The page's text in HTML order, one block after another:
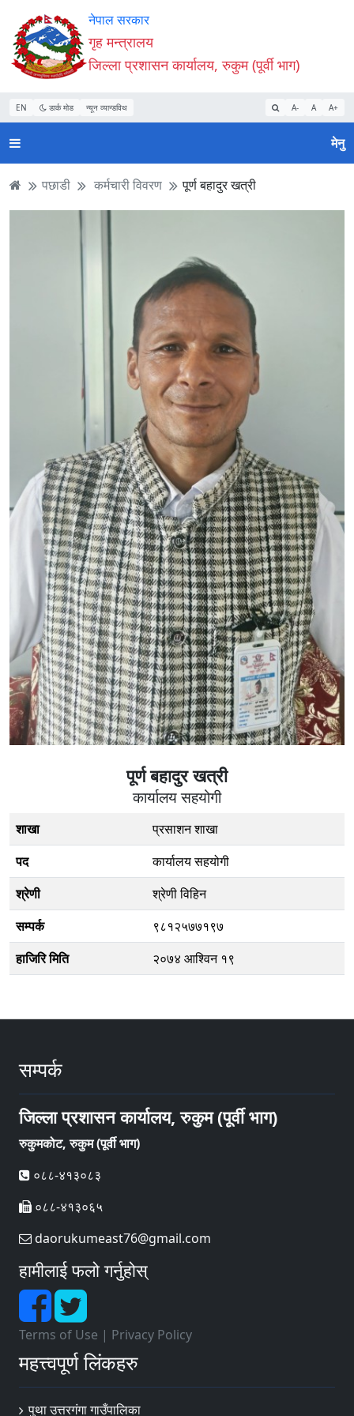
Accessibility
Mode
सुरु
गर्नुहोस्
सामाग्री
पढ्नुहाेस्
नेभिगेसन
पढ्नुहाेस्
वेबसाइट
खोजमा
जानुहोस्
नेपाल सरकार
गृह मन्त्रालय
जिल्ला प्रशासन कार्यालय, रुकुम (पूर्वी भाग)
EN डार्क मोड न्यून व्यान्डविथ A- A A+
मेनु
पछाडी कर्मचारी विवरण पूर्ण बहादुर खत्री
पूर्ण बहादुर खत्री
कार्यालय सहयोगी
शाखा
प्रसाशन शाखा
पद
कार्यालय सहयोगी
श्रेणी
श्रेणी विहिन
सम्पर्क
९८१२५७७१९७
हाजिरि मिति
२०७४ आश्विन १९
सम्पर्क
जिल्ला प्रशासन कार्यालय, रुकुम (पूर्वी भाग)
रुकुमकोट, रुकुम (पूर्वी भाग)
०८८-४१३०८३
०८८-४१३०६५
daorukumeast76@gmail.com
हामीलाई फलो गर्नुहोस्
Terms of Use | Privacy Policy
महत्त्वपूर्ण लिंकहरु
पुथा उत्तरगंगा गाउँपालिका